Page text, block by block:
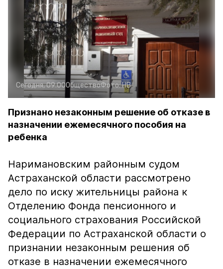
Сегодня, 09:00ОбществоФото:НВ
Признано незаконным решение об отказе в
назначении ежемесячного пособия на
ребенка
Наримановским районным судом
Астраханской области рассмотрено
дело по иску жительницы района к
Отделению Фонда пенсионного и
социального страхования Российской
Федерации по Астраханской области о
признании незаконным решения об
отказе в назначении ежемесячного